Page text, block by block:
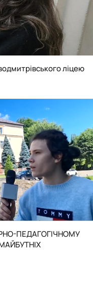
ліцею
ПЕДАГОГІЧНОМУ